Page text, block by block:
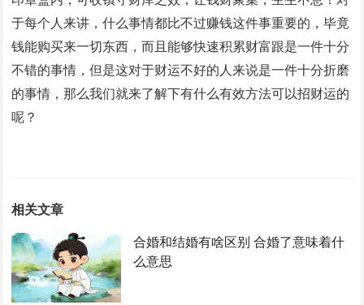
于每个人来讲，什么事情都比不过赚钱这件事重要的，毕竟
钱能购买来一切东西，而且能够快速积累财富跟是一件十分
不错的事情，但是这对于财运不好的人来说是一件十分折磨
的事情，那么我们就来了解下有什么有效方法可以招财运的
呢？
相关文章
合婚和结婚有啥区别 合婚了意味着什
么意思